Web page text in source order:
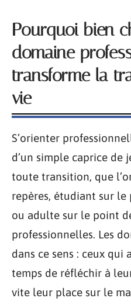
Pourquoi bien
domaine
transforme la
vie
S’orienter
d’un simple caprice de
toute transition, que
repères, étudiant sur le
ou adulte sur le point
professionnelles. Les
dans ce sens : ceux qui
temps de réfléchir à
vite leur place sur le